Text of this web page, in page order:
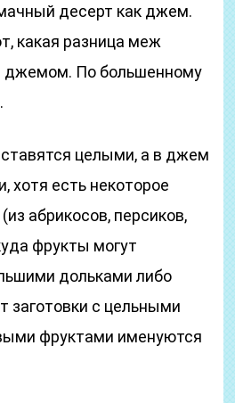
десерт как джем.
какая разница меж
джемом. По большенному
целыми, а в джем
хотя есть некоторое
абрикосов, персиков,
фрукты могут
дольками либо
заготовки с цельными
фруктами именуются